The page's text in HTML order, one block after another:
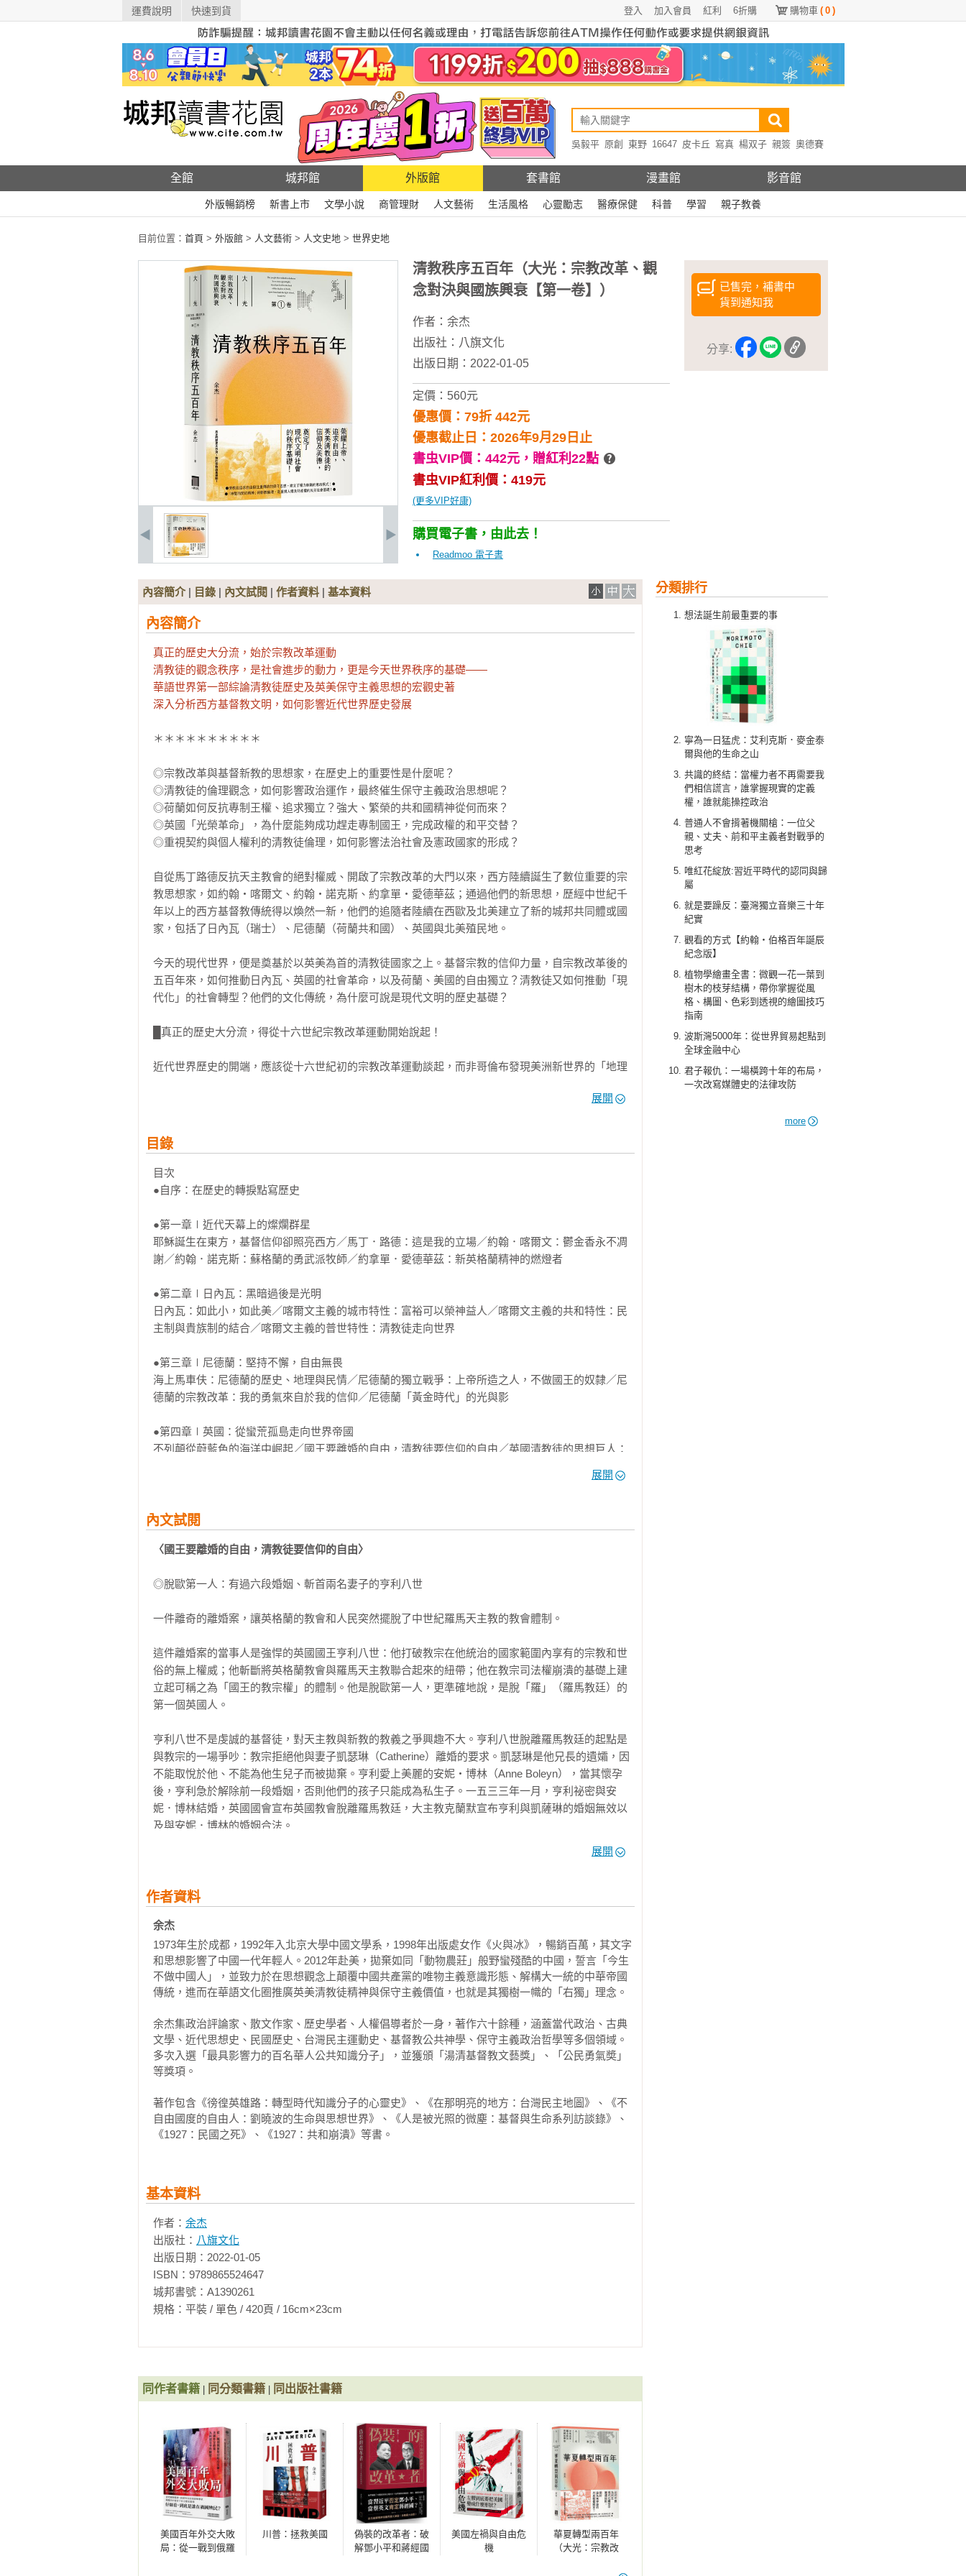
運費說明 快速到貨 購物車 ( 0 )
6折購
紅利
加入會員
登入
吳毅平 原創 東野 16647 皮卡丘 寫真 楊双子 親簽 奧德賽
全館 城邦館 外版館 套書館 漫畫館 影音館
外版暢銷榜 新書上市 文學小說 商管理財 人文藝術 生活風格 心靈勵志 醫療保健 科普 學習 親子教養
目前位置： 首頁 > 外版館 > 人文藝術 > 人文史地 > 世界史地
已售完，補書中
貨到通知我
分享:
清教秩序五百年（大光：宗教改革、觀
念對決與國族興衰【第一卷】）
作者： 余杰
出版社： 八旗文化
出版日期：2022-01-05
定價：560元
優惠價：79折 442元
優惠截止日：2026年9月29日止
書虫VIP價：442元， 贈紅利22點
書虫VIP紅利價：419元
(更多VIP好康)
購買電子書，由此去！
Readmoo 電子書
分類排行
想法誕生前最重要的事
寧為一日猛虎：艾利克斯．麥金泰
爾與他的生命之山
共識的終結：當權力者不再需要我
們相信謊言，誰掌握現實的定義
權，誰就能操控政治
普通人不會揹著機關槍：一位父
親、丈夫、前和平主義者對戰爭的
思考
唯紅花綻放:習近平時代的認同與歸
屬
就是要躁反：臺灣獨立音樂三十年
紀實
觀看的方式【約翰‧伯格百年誕辰
紀念版】
植物學繪畫全書：微觀一花一葉到
樹木的枝芽結構，帶你掌握從風
格、構圖、色彩到透視的繪圖技巧
指南
波斯灣5000年：從世界貿易起點到
全球金融中心
君子報仇：一場橫跨十年的布局，
一次改寫媒體史的法律攻防
more
內容簡介| 目錄 | 內文試閱 | 作者資料 | 基本資料
內容簡介
真正的歷史大分流，始於宗教改革運動
清教徒的觀念秩序，是社會進步的動力，更是今天世界秩序的基礎——
華語世界第一部綜論清教徒歷史及英美保守主義思想的宏觀史著
深入分析西方基督教文明，如何影響近代世界歷史發展
＊＊＊＊＊＊＊＊＊＊
◎宗教改革與基督新教的思想家，在歷史上的重要性是什麼呢？
◎清教徒的倫理觀念，如何影響政治運作，最終催生保守主義政治思想呢？
◎荷蘭如何反抗專制王權、追求獨立？強大、繁榮的共和國精神從何而來？
◎英國「光榮革命」，為什麼能夠成功趕走專制國王，完成政權的和平交替？
◎重視契約與個人權利的清教徒倫理，如何影響法治社會及憲政國家的形成？
自從馬丁路德反抗天主教會的絕對權威、開啟了宗教改革的大門以來，西方陸續誕生了數位重要的宗
教思想家，如約翰‧喀爾文、約翰‧諾克斯、約拿單‧愛德華茲；通過他們的新思想，歷經中世紀千
年以上的西方基督教傳統得以煥然一新，他們的追隨者陸續在西歐及北美建立了新的城邦共同體或國
家，包括了日內瓦（瑞士）、尼德蘭（荷蘭共和國）、英國與北美殖民地。
今天的現代世界，便是奠基於以英美為首的清教徒國家之上。基督宗教的信仰力量，自宗教改革後的
五百年來，如何推動日內瓦、英國的社會革命，以及荷蘭、美國的自由獨立？清教徒又如何推動「現
代化」的社會轉型？他們的文化傳統，為什麼可說是現代文明的歷史基礎？
█真正的歷史大分流，得從十六世紀宗教改革運動開始說起！
近代世界歷史的開端，應該從十六世紀初的宗教改革運動談起，而非哥倫布發現美洲新世界的「地理
別，促使歷經中世紀的西方基督教傳統得以煥然一新。其中最重要的一支，便是以喀爾文為首的歸正
喀爾文思想從十六世紀開始傳播至西歐各地，他在英格蘭地區的追隨者被稱為「清教徒」
（Puritan）；在蘇格蘭地區的追隨者，則建立了「長老會」（Presbyterian church）。直到十七世紀，
在歐陸各地及北美大陸，形成了大大小小各種由清教徒與長老會信眾所組建的社區共同體，他們的
█清教徒的觀念秩序，不只追求自由，更是推動世界現代化的核心力量！
統與公共精神。歷史上包括日內瓦（瑞士）、尼德蘭（荷蘭共和國）、英國與美國，這些國家能夠獨
立自主、興盛繁榮的根本原因，其實均源於清教徒社區的茁壯，以及他們獨特的觀念秩序，其核心價
值如下：
◆追求自由——提倡「權力制衡」，推動以三權分立、政教分立為核心的憲政體制，包括日內瓦、荷
蘭的城邦共和制，英國的君主立憲、美國的聯邦共和。
◆勞動義務——重視勞動及天職的觀念，發展出榮神益人的資本主義倫理。
◆注重傳統——反對以暴力革命改變社會既有秩序，而主張漸進式的改革與自我修正。
本書認為，清教徒的歷史對於歷經白色恐怖及黨外運動的台灣社會而言，更有其特殊的歷史情感與意
義，因此，相信本書能帶給台灣及華語讀者，一個有別於傳統史觀的全新歷史圖像。
《大光：宗教改革、觀念對決與國族興衰》是華語世界第一部綜論清教徒歷史，及英美保守主義思想
來的五百年歷史變化，其實與基督宗教文化及清教徒的觀念秩序有著密切聯繫。三卷主題分別如下：
●第一卷：《清教秩序五百年》——
宗教改革孕育的基督新教精神，如何推動荷蘭、日內瓦、英國及美國等清教國家的獨立，並且在這些
●第二卷：《歐洲的歧路》——
法國、德國、俄國與義大利等歐陸國家以及東亞的日本，為何在現代化的過程當中，持續引發暴力革
命與民族衝突，紛紛陷入極權主義的災難？
●第三卷：《華夏轉型二百年》——
「大光」一詞出自聖經，象徵了世人在黑暗中追求光明、在絕望中祈求希望的時刻。相信本書能帶給
展開
目錄
目次
●自序：在歷史的轉捩點寫歷史
●第一章∣近代天幕上的燦爛群星
耶穌誕生在東方，基督信仰卻照亮西方／馬丁．路德：這是我的立場／約翰．喀爾文：鬱金香永不凋
謝／約翰．諾克斯：蘇格蘭的勇武派牧師／約拿單．愛德華茲：新英格蘭精神的燃燈者
●第二章∣日內瓦：黑暗過後是光明
日內瓦：如此小，如此美／喀爾文主義的城市特性：富裕可以榮神益人／喀爾文主義的共和特性：民
主制與貴族制的結合／喀爾文主義的普世特性：清教徒走向世界
●第三章∣尼德蘭：堅持不懈，自由無畏
海上馬車伕：尼德蘭的歷史、地理與民情／尼德蘭的獨立戰爭：上帝所造之人，不做國王的奴隸／尼
德蘭的宗教改革：我的勇氣來自於我的信仰／尼德蘭「黃金時代」的光與影
●第四章∣英國：從蠻荒孤島走向世界帝國
不列顛從蔚藍色的海洋中崛起／國王要離婚的自由，清教徒要信仰的自由／英國清教徒的思想巨人：
●第五章∣美國：如鷹展翅上騰
亞歷山大．漢密爾頓：兩位被遺忘的國父／喬治．凱南、拉塞爾．柯克與薩繆爾．杭亭頓：美國文明
展開
內文試閱
〈國王要離婚的自由，清教徒要信仰的自由〉
◎脫歐第一人：有過六段婚姻、斬首兩名妻子的亨利八世
一件離奇的離婚案，讓英格蘭的教會和人民突然擺脫了中世紀羅馬天主教的教會體制。
這件離婚案的當事人是強悍的英國國王亨利八世：他打破教宗在他統治的國家範圍內享有的宗教和世
俗的無上權威；他斬斷將英格蘭教會與羅馬天主教聯合起來的紐帶；他在教宗司法權崩潰的基礎上建
立起可稱之為「國王的教宗權」的體制。他是脫歐第一人，更準確地說，是脫「羅」（羅馬教廷）的
第一個英國人。
亨利八世不是虔誠的基督徒，對天主教與新教的教義之爭興趣不大。亨利八世脫離羅馬教廷的起點是
與教宗的一場爭吵：教宗拒絕他與妻子凱瑟琳（Catherine）離婚的要求。凱瑟琳是他兄長的遺孀，因
不能取悅於他、不能為他生兒子而被拋棄。亨利愛上美麗的安妮‧博林（Anne Boleyn），當其懷孕
後，亨利急於解除前一段婚姻，否則他們的孩子只能成為私生子。一五三三年一月，亨利祕密與安
妮．博林結婚，英國國會宣布英國教會脫離羅馬教廷，大主教克蘭默宣布亨利與凱薩琳的婚姻無效以
及與安妮．博林的婚姻合法。
當然，用亨利八世急於與凱瑟琳離婚來解釋英格蘭宗教改革的原因過於簡單化了。沒有一個國王，即
持這個變革。當時，亨利擁有廣泛的支持力量：民眾中蘊含著對天主教教士的深惡痛絕，英格蘭基督
亨利八世先後有過六次婚姻，以莫須有罪名斬首了兩名前妻。亨利本人並未接受新教教義，他以比羅
馬教廷更「正宗」的天主教徒自居。但一旦開始宗教改革，他就無法讓歷史倒退了。一五三六年，英
格蘭教會通過《十信條》，五條涉及教義、五條涉及儀式。《十信條》建立了一套讓順從的路德派教
徒與順從的羅馬天主教徒達成初步妥協的、簡要的信經體系，並讓人民遠離玷汙中世紀大眾宗教的極
亨利八世去世後，其子愛德華六世（Edward VI）繼位，繼續推進宗教改革，英國教會通過《公禱
書》，廢除贖罪彌撒等儀式。愛德華六世早逝，瑪麗女王（Mary I）繼位，對新教徒大開殺戒，史稱
之後，英國迎來「賢明女王」和「光榮女王」伊麗莎白一世。她從小就是新教徒，是新教義培養出來
的優秀典型。緩和國內宗教矛盾是當務之急，伊麗莎白一世首先採取的行動是宗教和解。一五六三
經歷了一個暴風驟雨的特殊時期後，英國國教會形成若干自身的特徵：第一，完全棄絕羅馬主教在本
王國和英格蘭國教會的權威；第二，君王成為英格蘭國教會的至尊管理者；第三，公禱書及其禮拜規
程中為全體英格蘭人規定了一種劃一的禮拜儀式。英國國教會即「聖公會」，又稱「安立甘宗」，後
來發展成一個世界性的新教宗派。英格蘭的教士說，這種折衷方法是兩個世界的最佳選擇，他們稱之
為「中庸之道」，即新教和天主教之間的「中間道路」。
英國國教會的誕生是「國王的宗教改革」的結果，這種不徹底性使英國宗教改革處於未完成狀態。兩
經過伊麗莎白女王近半個世紀的統治，英格蘭成為歐洲最強大和最富有的國家。新教的英格蘭發展壯
洲胡格諾派教徒和弗蘭德人大量定居英國，帶來他們的節儉和技工知識，使接受他們的英國富裕起
來。法國和低地國家受迫害的新教徒都知道在海的那邊有個國家，為一名「聰明的年輕女王」統治，
它可以成為他們的避難中心，而且準備幫助他們。以前不設防的英國，補充了「比任何別的國家更多
的武器、軍需品和砲隊」。堅挺的貨幣、擴大的貿易、不斷增加的財富、日益增強的安全感，使英國
成為向全球傳播新教的事業先鋒。
◎錯過了移民美洲新大陸的克倫威爾，成為英國的「護國公」
展開
作者資料
余杰
1973年生於成都，1992年入北京大學中國文學系，1998年出版處女作《火與冰》，暢銷百萬，其文字
和思想影響了中國一代年輕人。2012年赴美，拋棄如同「動物農莊」般野蠻殘酷的中國，誓言「今生
不做中國人」，並致力於在思想觀念上顛覆中國共產黨的唯物主義意識形態、解構大一統的中華帝國
傳統，進而在華語文化圈推廣英美清教徒精神與保守主義價值，也就是其獨樹一幟的「右獨」理念。
余杰集政治評論家、散文作家、歷史學者、人權倡導者於一身，著作六十餘種，涵蓋當代政治、古典
文學、近代思想史、民國歷史、台灣民主運動史、基督教公共神學、保守主義政治哲學等多個領域。
多次入選「最具影響力的百名華人公共知識分子」，並獲頒「湯清基督教文藝獎」、「公民勇氣奬」
等獎項。
著作包含《徬徨英雄路：轉型時代知識分子的心靈史》、《在那明亮的地方：台灣民主地圖》、《不
自由國度的自由人：劉曉波的生命與思想世界》、《人是被光照的微塵：基督與生命系列訪談錄》、
《1927：民國之死》、《1927：共和崩潰》等書。
基本資料
作者： 余杰
出版社： 八旗文化
出版日期：2022-01-05
ISBN：9789865524647
城邦書號：A1390261
規格：平裝 / 單色 / 420頁 / 16cm×23cm
同作者書籍 同分類書籍 同出版社書籍
美國百年外交大敗
局：從一戰到俄羅
川普：拯救美國
偽裝的改革者：破
解鄧小平和蔣經國
美國左禍與自由危
機
華夏轉型兩百年
（大光：宗教改